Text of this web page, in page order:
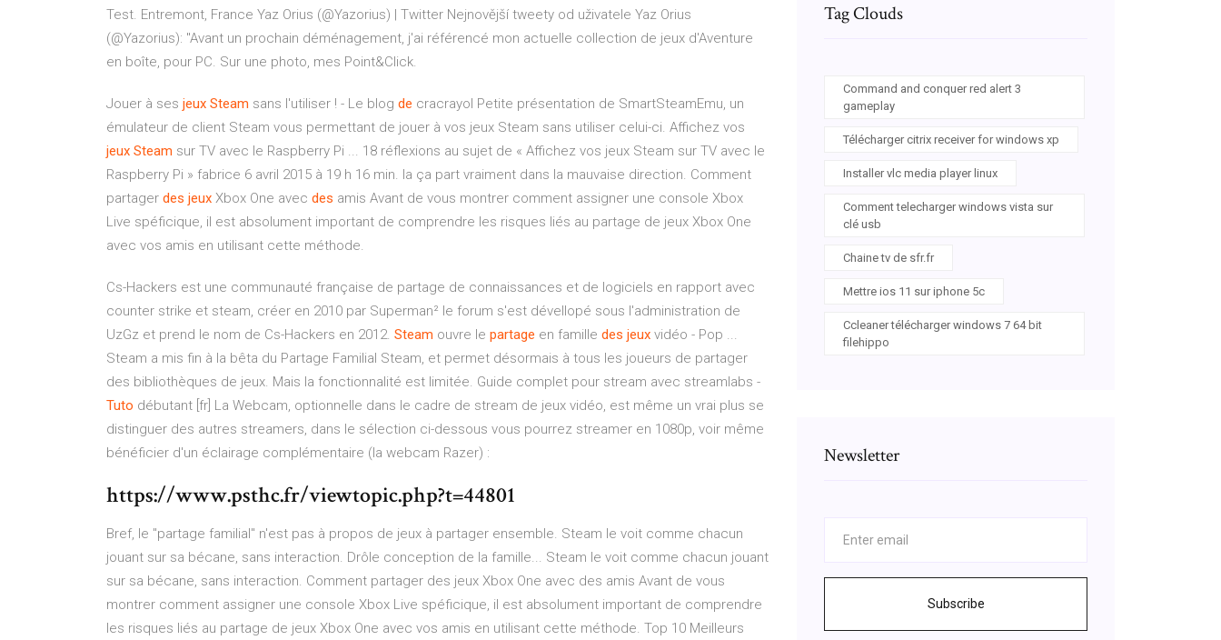
Test. Entremont, France Yaz Orius (@Yazorius) | Twitter Nejnovější tweety od uživatele Yaz Orius
(@Yazorius): "Avant un prochain déménagement, j'ai référencé mon actuelle collection de jeux d'Aventure
en boîte, pour PC. Sur une photo, mes Point&Click.
Jouer à ses jeux Steam sans l'utiliser ! - Le blog de cracrayol Petite présentation de SmartSteamEmu, un
émulateur de client Steam vous permettant de jouer à vos jeux Steam sans utiliser celui-ci. Affichez vos
jeux Steam sur TV avec le Raspberry Pi ... 18 réflexions au sujet de « Affichez vos jeux Steam sur TV avec le
Raspberry Pi » fabrice 6 avril 2015 à 19 h 16 min. la ça part vraiment dans la mauvaise direction. Comment
partager des jeux Xbox One avec des amis Avant de vous montrer comment assigner une console Xbox
Live spéficique, il est absolument important de comprendre les risques liés au partage de jeux Xbox One
avec vos amis en utilisant cette méthode.
Cs-Hackers est une communauté française de partage de connaissances et de logiciels en rapport avec
counter strike et steam, créer en 2010 par Superman² le forum s'est dévellopé sous l'administration de
UzGz et prend le nom de Cs-Hackers en 2012. Steam ouvre le partage en famille des jeux vidéo - Pop ...
Steam a mis fin à la bêta du Partage Familial Steam, et permet désormais à tous les joueurs de partager
des bibliothèques de jeux. Mais la fonctionnalité est limitée. Guide complet pour stream avec streamlabs -
Tuto débutant [fr] La Webcam, optionnelle dans le cadre de stream de jeux vidéo, est même un vrai plus se
distinguer des autres streamers, dans le sélection ci-dessous vous pourrez streamer en 1080p, voir même
bénéficier d'un éclairage complémentaire (la webcam Razer) :
https://www.psthc.fr/viewtopic.php?t=44801
Bref, le "partage familial" n'est pas à propos de jeux à partager ensemble. Steam le voit comme chacun
jouant sur sa bécane, sans interaction. Drôle conception de la famille... Steam le voit comme chacun jouant
sur sa bécane, sans interaction. Comment partager des jeux Xbox One avec des amis Avant de vous
montrer comment assigner une console Xbox Live spéficique, il est absolument important de comprendre
les risques liés au partage de jeux Xbox One avec vos amis en utilisant cette méthode. Top 10 Meilleurs
Tag Clouds
Command and conquer red alert 3
gameplay
Télécharger citrix receiver for windows xp
Installer vlc media player linux
Comment telecharger windows vista sur
clé usb
Chaine tv de sfr.fr
Mettre ios 11 sur iphone 5c
Ccleaner télécharger windows 7 64 bit
filehippo
Newsletter
Subscribe